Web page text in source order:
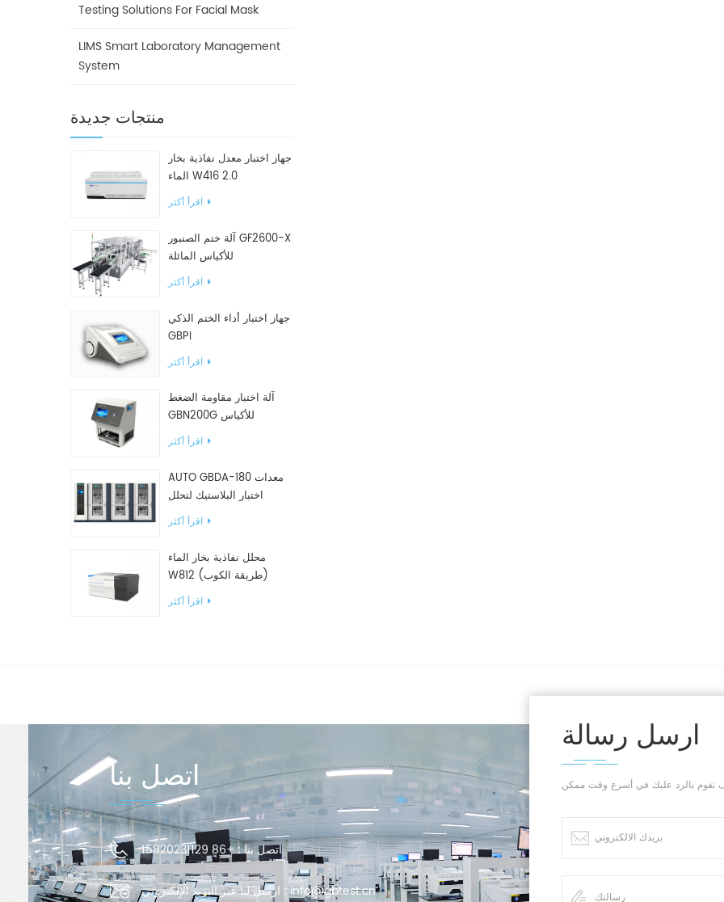
Testing Solutions For Facial Mask
LIMS Smart Laboratory Management
System
منتجات جديدة
جهاز اختبار معدل نفاذية بخار
الماء W416 2.0
اقرأ أكثر
آلة ختم الصنبور GF2600-X
للأكياس المائلة
اقرأ أكثر
جهاز اختبار أداء الختم الذكي
GBPI
اقرأ أكثر
آلة اختبار مقاومة الضغط
GBN200G للأكياس
البلاستيكية
اقرأ أكثر
AUTO GBDA-180 معدات
اختبار البلاستيك لتحلل
السماد
اقرأ أكثر
محلل نفاذية بخار الماء
W812 (طريقة الكوب)
اقرأ أكثر
اتصل بنا
اتصل بنا :+86 15820231129
ارسل لنا عبر البريد الإلكتروني :info@gbtest.cn
ارسل رسالة